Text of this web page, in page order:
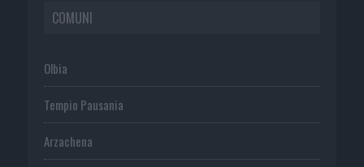
COMUNI
Olbia
Tempio Pausania
Arzachena